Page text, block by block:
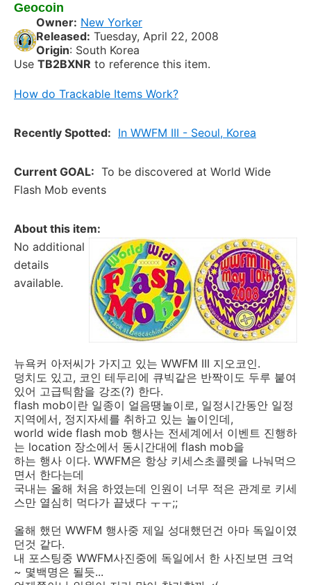
Geocoin
Owner: New Yorker
Released: Tuesday, April 22, 2008
Origin: South Korea
Use TB2BXNR to reference this item.
How do Trackable Items Work?
Recently Spotted: In WWFM III - Seoul, Korea
Current GOAL: To be discovered at World Wide
Flash Mob events
About this item:
No additional
details
available.
뉴욕커 아저씨가 가지고 있는 WWFM III 지오코인.
덩치도 있고, 코인 테두리에 큐빅같은 반짝이도 두루 붙여
있어 고급틱함을 강조(?) 한다.
flash mob이란 일종이 얼음땡놀이로, 일정시간동안 일정
지역에서, 정지자세를 취하고 있는 놀이인데,
world wide flash mob 행사는 전세계에서 이벤트 진행하
는 location 장소에서 동시간대에 flash mob을
하는 행사 이다. WWFM은 항상 키세스초콜렛을 나눠먹으
면서 한다는데
국내는 올해 처음 하였는데 인원이 너무 적은 관계로 키세
스만 열심히 먹다가 끝냈다 ㅜㅜ;;
올해 했던 WWFM 행사중 제일 성대했던건 아마 독일이였
던것 같다.
내 포스팅중 WWFM사진중에 독일에서 한 사진보면 크억
~ 몇백명은 될듯...